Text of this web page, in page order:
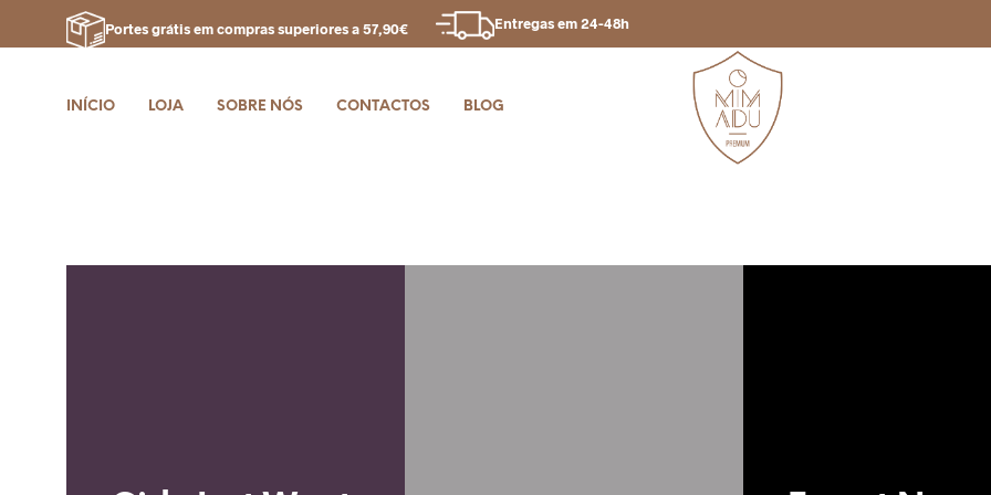
Portes grátis em compras superiores a 57,90€ Entregas em 24-48h
INÍCIO LOJA SOBRE NÓS CONTACTOS BLOG